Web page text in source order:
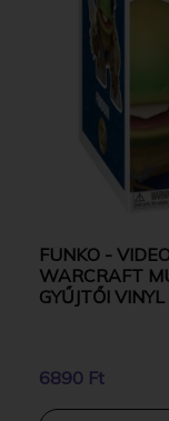
FUNKO -
WARCRAFT
GYŰJTŐI
6890 Ft